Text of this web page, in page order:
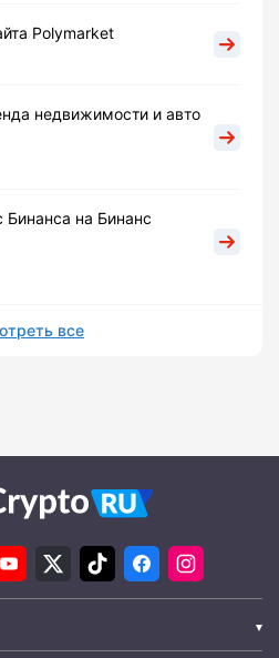
Polymarket
недвижимости и авто
Бинанса на Бинанс
все